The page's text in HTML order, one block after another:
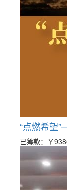
“点燃希望
已筹款： ￥